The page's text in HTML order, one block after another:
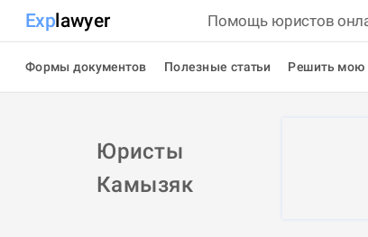
Explawyer Помощь юристов
Формы документов Полезные статьи Решить мою
Юристы
Камызяк